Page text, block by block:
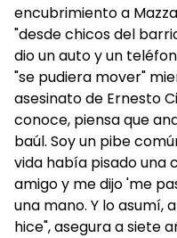
encubrimiento a
"desde chicos del
dio un auto y un
"se pudiera mover"
asesinato de Ernesto
conoce, piensa que
baúl. Soy un pibe
vida había pisado una
amigo y me dijo 'me
una mano. Y lo asumí,
hice", asegura a siete